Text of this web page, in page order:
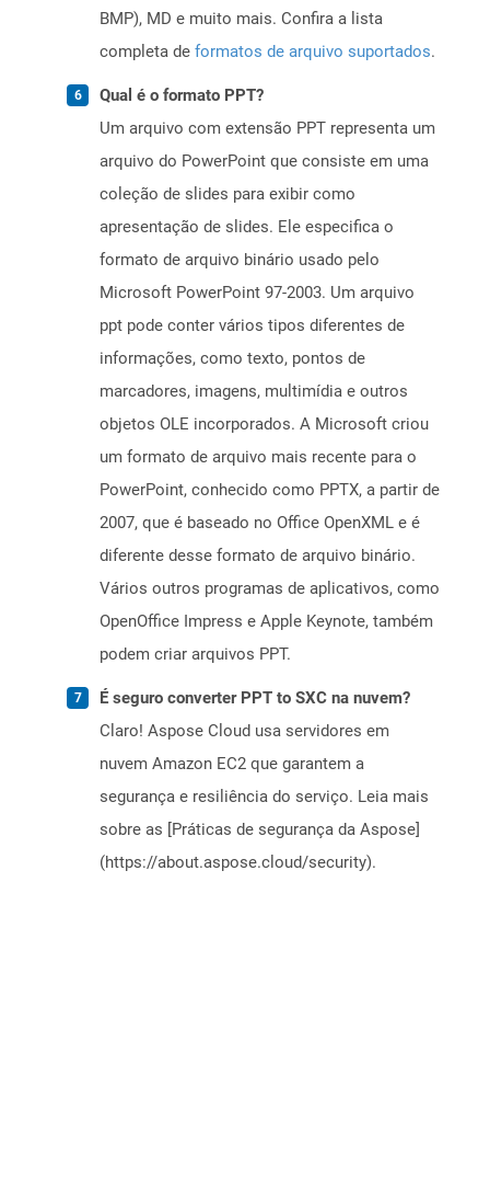
BMP), MD e muito mais. Confira a lista
completa de formatos de arquivo suportados.
Qual é o formato PPT?
Um arquivo com extensão PPT representa um
arquivo do PowerPoint que consiste em uma
coleção de slides para exibir como
apresentação de slides. Ele especifica o
formato de arquivo binário usado pelo
Microsoft PowerPoint 97-2003. Um arquivo
ppt pode conter vários tipos diferentes de
informações, como texto, pontos de
marcadores, imagens, multimídia e outros
objetos OLE incorporados. A Microsoft criou
um formato de arquivo mais recente para o
PowerPoint, conhecido como PPTX, a partir de
2007, que é baseado no Office OpenXML e é
diferente desse formato de arquivo binário.
Vários outros programas de aplicativos, como
OpenOffice Impress e Apple Keynote, também
podem criar arquivos PPT.
É seguro converter PPT to SXC na nuvem?
Claro! Aspose Cloud usa servidores em
nuvem Amazon EC2 que garantem a
segurança e resiliência do serviço. Leia mais
sobre as [Práticas de segurança da Aspose]
(https://about.aspose.cloud/security).